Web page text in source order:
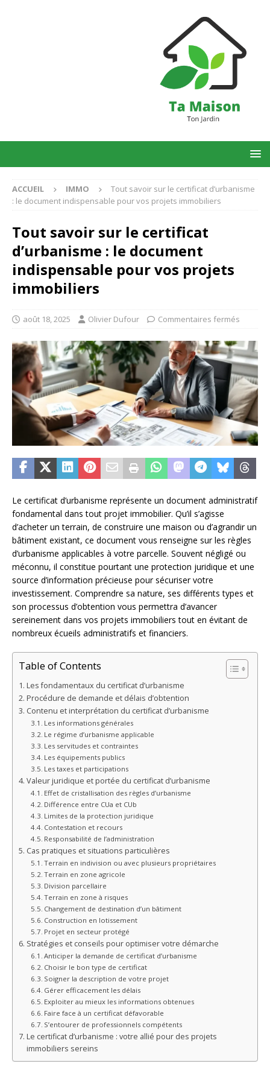
ACCUEIL IMMO
Tout savoir sur le certificat d’urbanisme
: le document indispensable pour vos projets immobiliers
Tout savoir sur le certificat
d’urbanisme : le document
indispensable pour vos projets
immobiliers
août 18, 2025 Olivier Dufour Commentaires fermés
Le certificat d’urbanisme représente un document administratif
fondamental dans tout projet immobilier. Qu’il s’agisse
d’acheter un terrain, de construire une maison ou d’agrandir un
bâtiment existant, ce document vous renseigne sur les règles
d’urbanisme applicables à votre parcelle. Souvent négligé ou
méconnu, il constitue pourtant une protection juridique et une
source d’information précieuse pour sécuriser votre
investissement. Comprendre sa nature, ses différents types et
son processus d’obtention vous permettra d’avancer
sereinement dans vos projets immobiliers tout en évitant de
nombreux écueils administratifs et financiers.
Table of Contents
Les fondamentaux du certificat d’urbanisme
Procédure de demande et délais d’obtention
Contenu et interprétation du certificat d’urbanisme
Les informations générales
Le régime d’urbanisme applicable
Les servitudes et contraintes
Les équipements publics
Les taxes et participations
Valeur juridique et portée du certificat d’urbanisme
Effet de cristallisation des règles d’urbanisme
Différence entre CUa et CUb
Limites de la protection juridique
Contestation et recours
Responsabilité de l’administration
Cas pratiques et situations particulières
Terrain en indivision ou avec plusieurs propriétaires
Terrain en zone agricole
Division parcellaire
Terrain en zone à risques
Changement de destination d’un bâtiment
Construction en lotissement
Projet en secteur protégé
Stratégies et conseils pour optimiser votre démarche
Anticiper la demande de certificat d’urbanisme
Choisir le bon type de certificat
Soigner la description de votre projet
Gérer efficacement les délais
Exploiter au mieux les informations obtenues
Faire face à un certificat défavorable
S’entourer de professionnels compétents
Le certificat d’urbanisme : votre allié pour des projets
immobiliers sereins